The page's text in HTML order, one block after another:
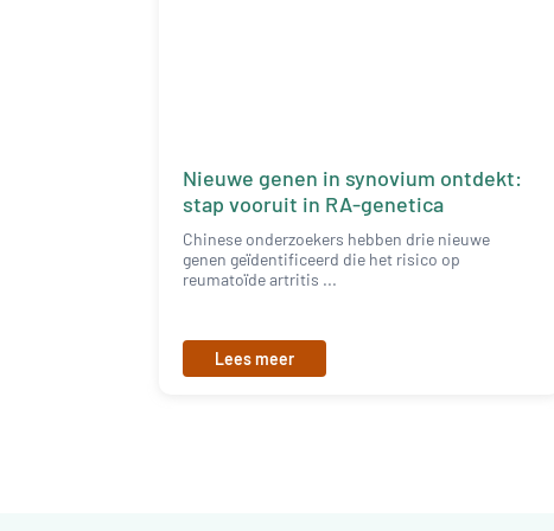
Nieuwe genen in synovium ontdekt:
stap vooruit in RA-genetica
Chinese onderzoekers hebben drie nieuwe
genen geïdentificeerd die het risico op
reumatoïde artritis ...
Lees meer